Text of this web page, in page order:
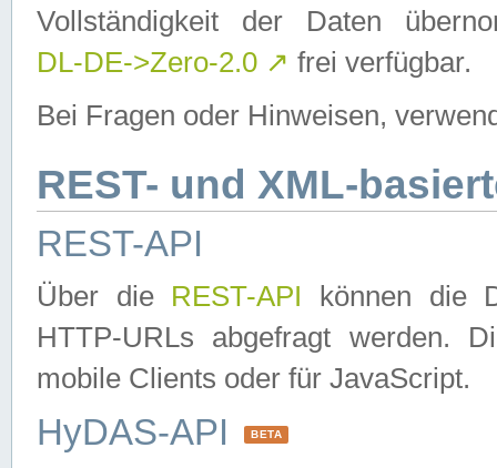
Vollständigkeit der Daten
DL-DE->Zero-2.0 ↗ frei verfügbar.
Bei Fragen oder Hinweisen,
REST- und XML-
REST-API
Über die REST-API können die
HTTP-URLs abgefragt werden.
mobile Clients oder für JavaScript.
HyDAS-API BETA